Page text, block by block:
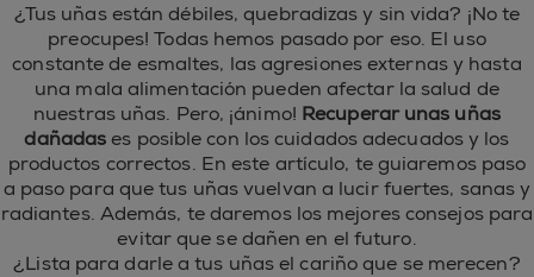
¿Tus uñas están débiles, quebradizas y sin vida? ¡No te
preocupes! Todas hemos pasado por eso. El uso
constante de esmaltes, las agresiones externas y hasta
una mala alimentación pueden afectar la salud de
nuestras uñas. Pero, ¡ánimo! Recuperar unas uñas
dañadases posible con los cuidados adecuados y los
productos correctos. En este artículo, te guiaremos paso
a paso para que tus uñas vuelvan a lucir fuertes, sanas y
radiantes. Además, te daremos los mejores consejos para
evitar que se dañen en el futuro.
¿Lista para darle a tus uñas el cariño que se merecen?